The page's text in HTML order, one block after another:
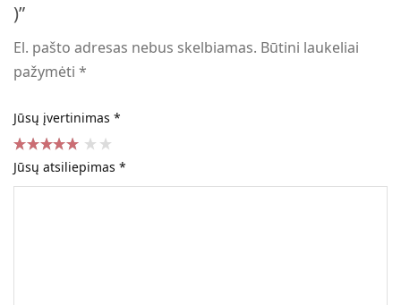
)”
El. pašto adresas nebus skelbiamas. Būtini laukeliai
pažymėti*
Jūsų įvertinimas *
Jūsų atsiliepimas*